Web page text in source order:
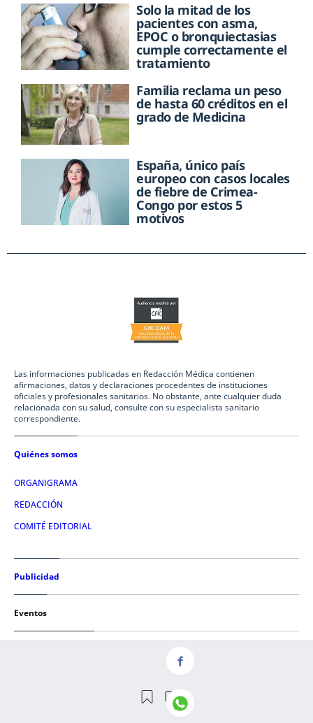
Solo la mitad de los
pacientes con asma,
EPOC o bronquiectasias
cumple correctamente el
tratamiento
Familia reclama un peso
de hasta 60 créditos en el
grado de Medicina
España, único país
europeo con casos locales
de fiebre de Crimea-
Congo por estos 5
motivos
Las informaciones publicadas en Redacción Médica contienen
afirmaciones, datos y declaraciones procedentes de instituciones
oficiales y profesionales sanitarios. No obstante, ante cualquier duda
relacionada con su salud, consulte con su especialista sanitario
correspondiente.
Quiénes somos
ORGANIGRAMA
REDACCIÓN
COMITÉ EDITORIAL
Publicidad
Eventos